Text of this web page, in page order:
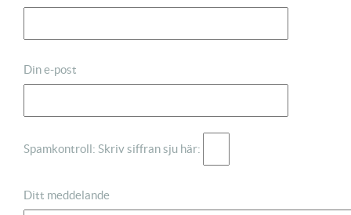
Din e-post
Spamkontroll: Skriv siffran sju här:
Ditt meddelande